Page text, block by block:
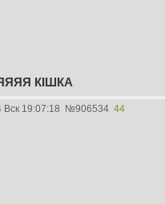
КIШКА
Вск 19:07:18 №906534 44